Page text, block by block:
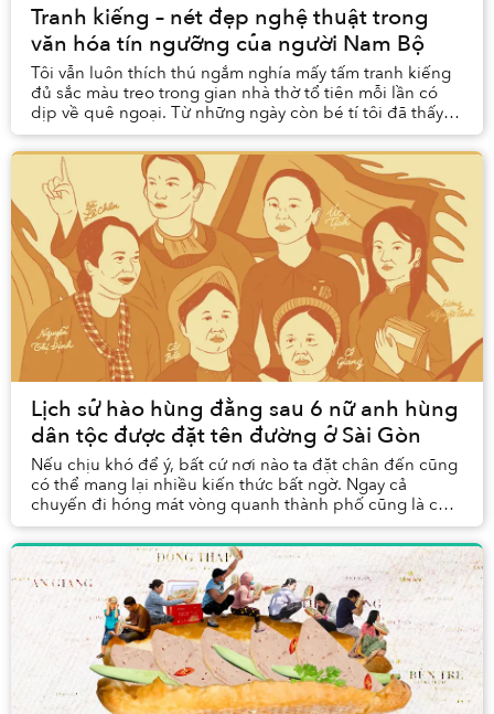
Tranh kiếng – nét đẹp nghệ thuật trong
văn hóa tín ngưỡng của người Nam Bộ
Tôi vẫn luôn thích thú ngắm nghía mấy tấm tranh kiếng
đủ sắc màu treo trong gian nhà thờ tổ tiên mỗi lần có
dịp về quê ngoại. Từ những ngày còn bé tí tôi đã thấy
những bức tranh vẫn luôn treo ở đó, nh...
Lịch sử hào hùng đằng sau 6 nữ anh hùng
dân tộc được đặt tên đường ở Sài Gòn
Nếu chịu khó để ý, bất cứ nơi nào ta đặt chân đến cũng
có thể mang lại nhiều kiến thức bất ngờ. Ngay cả
chuyến đi hóng mát vòng quanh thành phố cũng là cơ
hội để chính người Sài Gòn biết thêm về lịch ...